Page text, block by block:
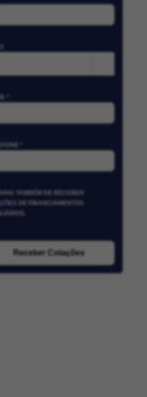
*
*
TAMBÉM DE RECEBER
DE FINANCIAMENTOS
Receber Cotações